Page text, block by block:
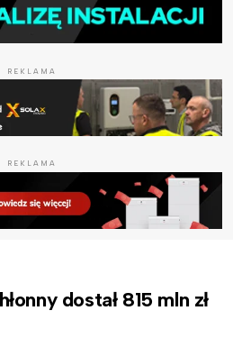
REKLAMA
REKLAMA
dostał 815 mln zł